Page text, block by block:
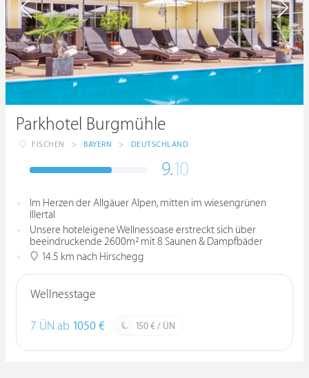
Parkhotel Burgmühle
FISCHEN > BAYERN > DEUTSCHLAND
9.10
Im Herzen der Allgäuer Alpen, mitten im wiesengrünen
Illertal
Unsere hoteleigene Wellnessoase erstreckt sich über
beeindruckende 2600m² mit 8 Saunen & Dampfbäder
14.5 km nach Hirschegg
Wellnesstage
7 ÜN ab 1050 € 150 € / ÜN